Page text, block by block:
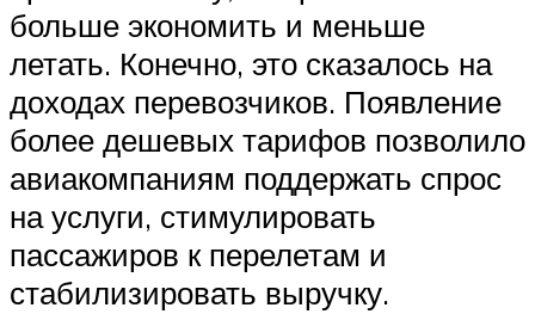
больше экономить и меньше
летать. Конечно, это сказалось на
доходах перевозчиков. Появление
более дешевых тарифов позволило
авиакомпаниям поддержать спрос
на услуги, стимулировать
пассажиров к перелетам и
стабилизировать выручку.